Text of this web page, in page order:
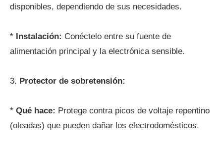
disponibles, dependiendo de sus necesidades.
* Instalación: Conéctelo entre su fuente de
alimentación principal y la electrónica sensible.
3. Protector de sobretensión:
* Qué hace: Protege contra picos de voltaje repentino
(oleadas) que pueden dañar los electrodomésticos.